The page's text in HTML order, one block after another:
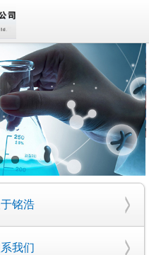
铭浩
我们